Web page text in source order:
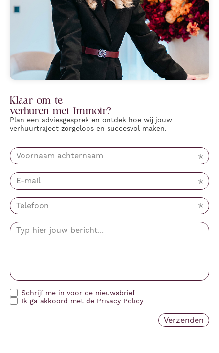
Klaar om te
verhuren met Immoir?
Plan een adviesgesprek en ontdek hoe wij jouw
verhuurtraject zorgeloos en succesvol maken.
Schrijf me in voor de nieuwsbrief
Ik ga akkoord met de Privacy Policy